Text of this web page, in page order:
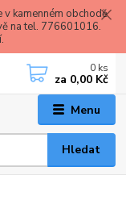
v kamenném obchodě
na tel. 776601016.
Menu
Hledat
0 ks
za 0,00 Kč